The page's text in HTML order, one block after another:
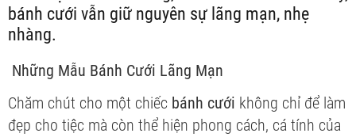
bánh cưới vẫn giữ nguyên sự lãng mạn, nhẹ
nhàng.
Những Mẫu Bánh Cưới Lãng Mạn
Chăm chút cho một chiếc bánh cưới không chỉ để làm
đẹp cho tiệc mà còn thể hiện phong cách, cá tính của